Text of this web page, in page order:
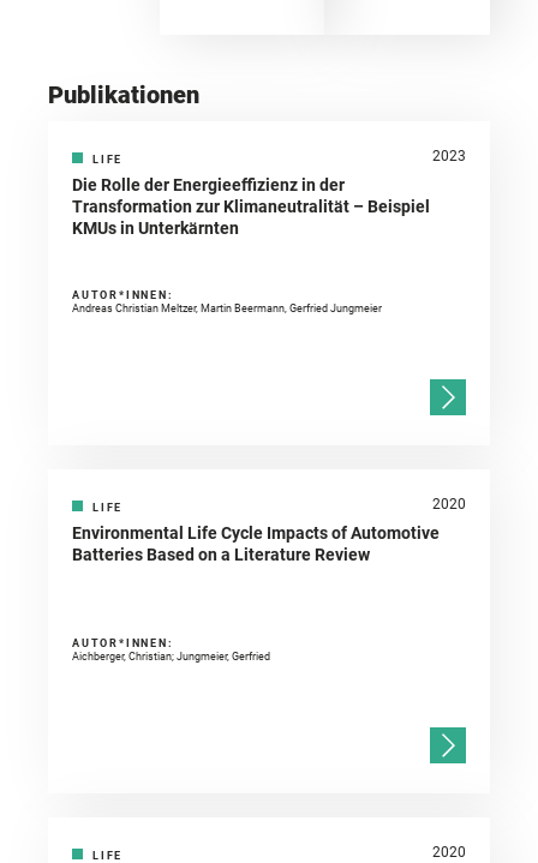
Publikationen
LIFE 2023
Die Rolle der Energieeffizienz in der
Transformation zur Klimaneutralität – Beispiel
KMUs in Unterkärnten
AUTOR*INNEN:
Andreas Christian Meltzer, Martin Beermann, Gerfried Jungmeier
LIFE 2020
Environmental Life Cycle Impacts of Automotive
Batteries Based on a Literature Review
AUTOR*INNEN:
Aichberger, Christian; Jungmeier, Gerfried
LIFE 2020